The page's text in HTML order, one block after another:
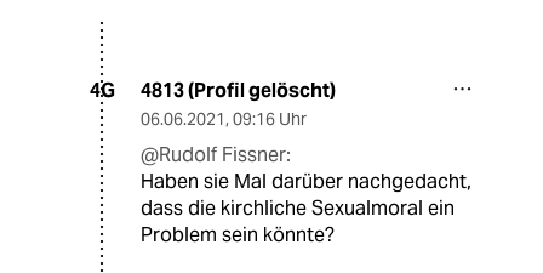
4G 4813 (Profil gelöscht)
06.06.2021, 09:16 Uhr
@Rudolf Fissner:
Haben sie Mal darüber nachgedacht,
dass die kirchliche Sexualmoral ein
Problem sein könnte?